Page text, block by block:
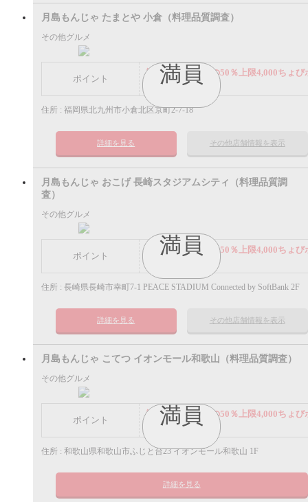
満員
月島もんじゃ たまとや 小倉（料理品質調査）
その他グルメ
ポイント
謝礼： 飲食代金の50％上限4,000ちょび
イント
住所 : 福岡県北九州市小倉北区京町2-7-18
詳細を見る その他店舗情報を表示
満員
月島もんじゃ おこげ 長崎スタジアムシティ（料理品質調
査）
その他グルメ
ポイント
謝礼： 飲食代金の50％上限4,000ちょび
住所 : 長崎県長崎市幸町7-1 PEACE STADIUM Connected by SoftBank 2F
詳細を見る その他店舗情報を表示
満員
月島もんじゃ こてつ イオンモール和歌山（料理品質調査）
その他グルメ
ポイント
謝礼： 飲食代金の50％上限4,000ちょび
イント
住所 : 和歌山県和歌山市ふじと台23 イオンモール和歌山 1F
詳細を見る